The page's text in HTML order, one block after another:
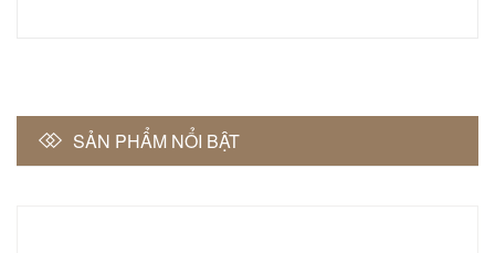
SẢN PHẨM NỔI BẬT